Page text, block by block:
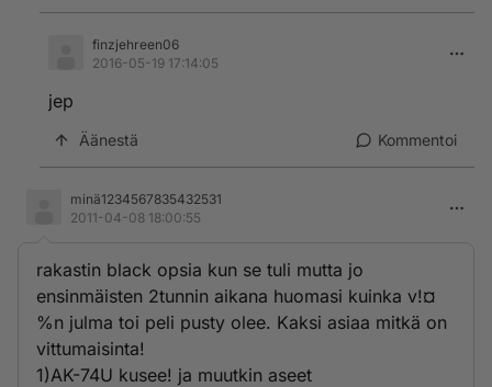
finzjehreen06
2016-05-19 17:14:05
jep
Äänestä Kommentoi
minä1234567835432531
2011-04-08 18:00:55
rakastin black opsia kun se tuli mutta jo
ensinmäisten 2tunnin aikana huomasi kuinka v!¤
%n julma toi peli pusty olee. Kaksi asiaa mitkä on
vittumaisinta!
1)AK-74U kusee! ja muutkin aseet